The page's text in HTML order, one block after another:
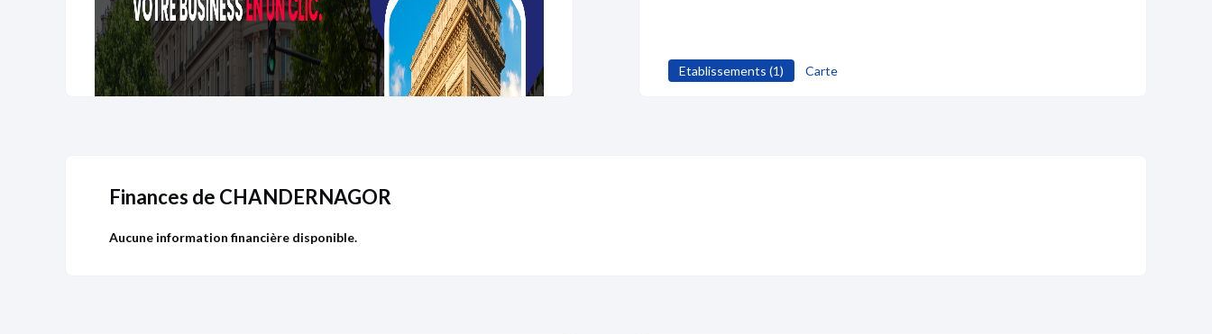
Etablissements (1) Carte
Finances de CHANDERNAGOR
Aucune information financière disponible.